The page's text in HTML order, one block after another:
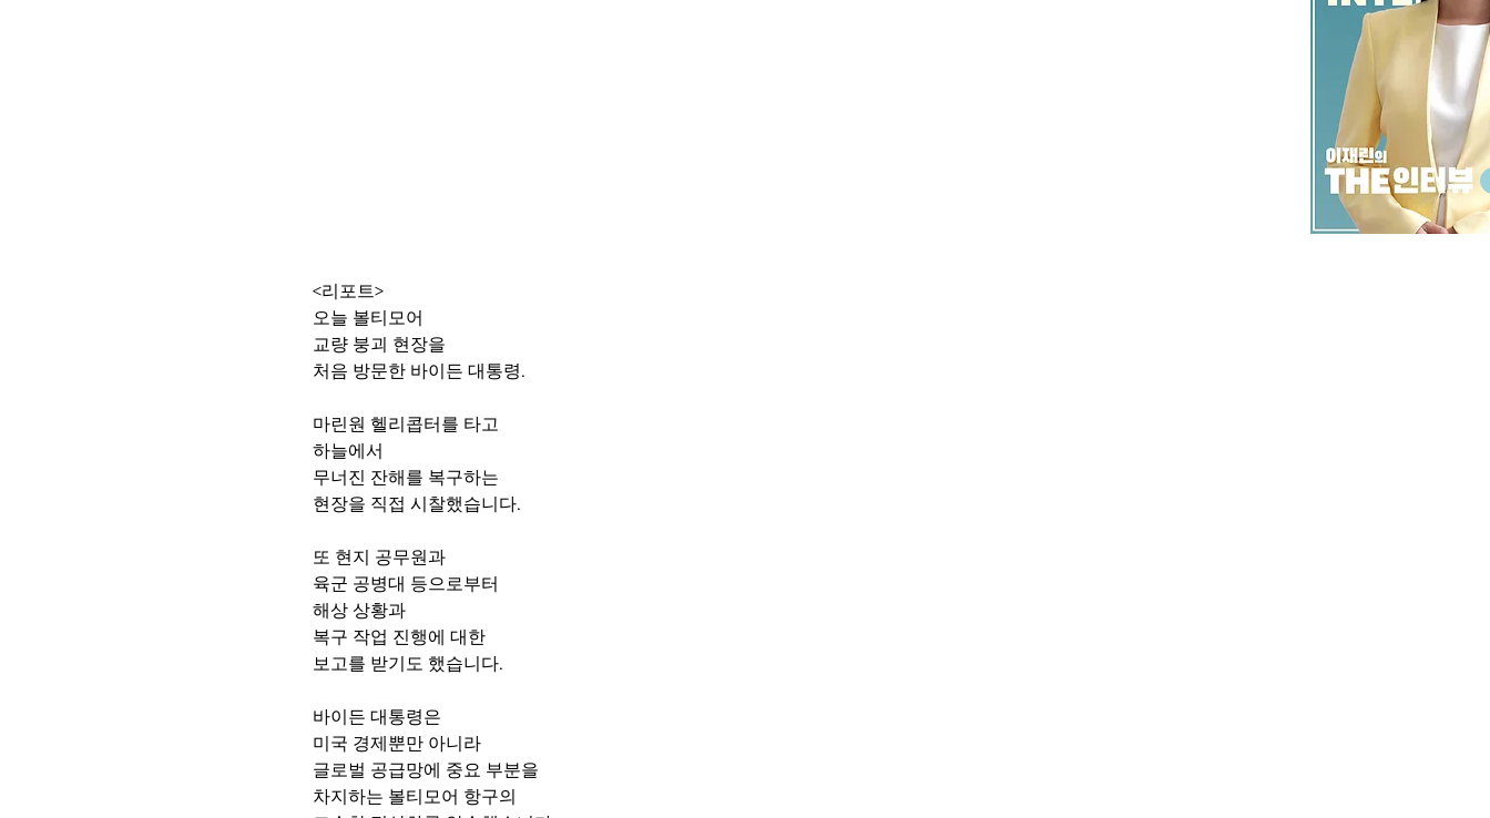
<리포트>
오늘 볼티모어
교량 붕괴 현장을
처음 방문한 바이든 대통령.
마린원 헬리콥터를 타고
하늘에서
무너진 잔해를 복구하는
현장을 직접 시찰했습니다.
또 현지 공무원과
육군 공병대 등으로부터
해상 상황과
복구 작업 진행에 대한
보고를 받기도 했습니다.
바이든 대통령은
미국 경제뿐만 아니라
글로벌 공급망에 중요 부분을
차지하는 볼티모어 항구의